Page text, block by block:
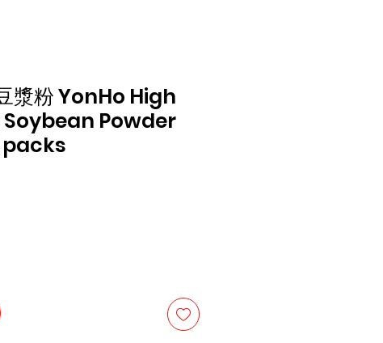
漿粉 YonHo High
Powder
packs